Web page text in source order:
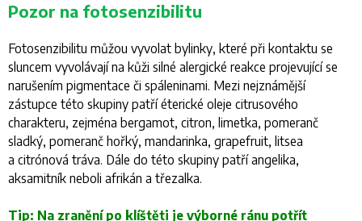
Pozor na fotosenzibilitu
Fotosenzibilitu můžou vyvolat bylinky, které při kontaktu se
sluncem vyvolávají na kůži silné alergické reakce projevující se
narušením pigmentace či spáleninami. Mezi nejznámější
zástupce této skupiny patří éterické oleje citrusového
charakteru, zejména bergamot, citron, limetka, pomeranč
sladký, pomeranč hořký, mandarinka, grapefruit, litsea
a citrónová tráva. Dále do této skupiny patří angelika,
aksamitník neboli afrikán a třezalka.
Tip: Na zranění po klíštěti je výborné ránu potřít